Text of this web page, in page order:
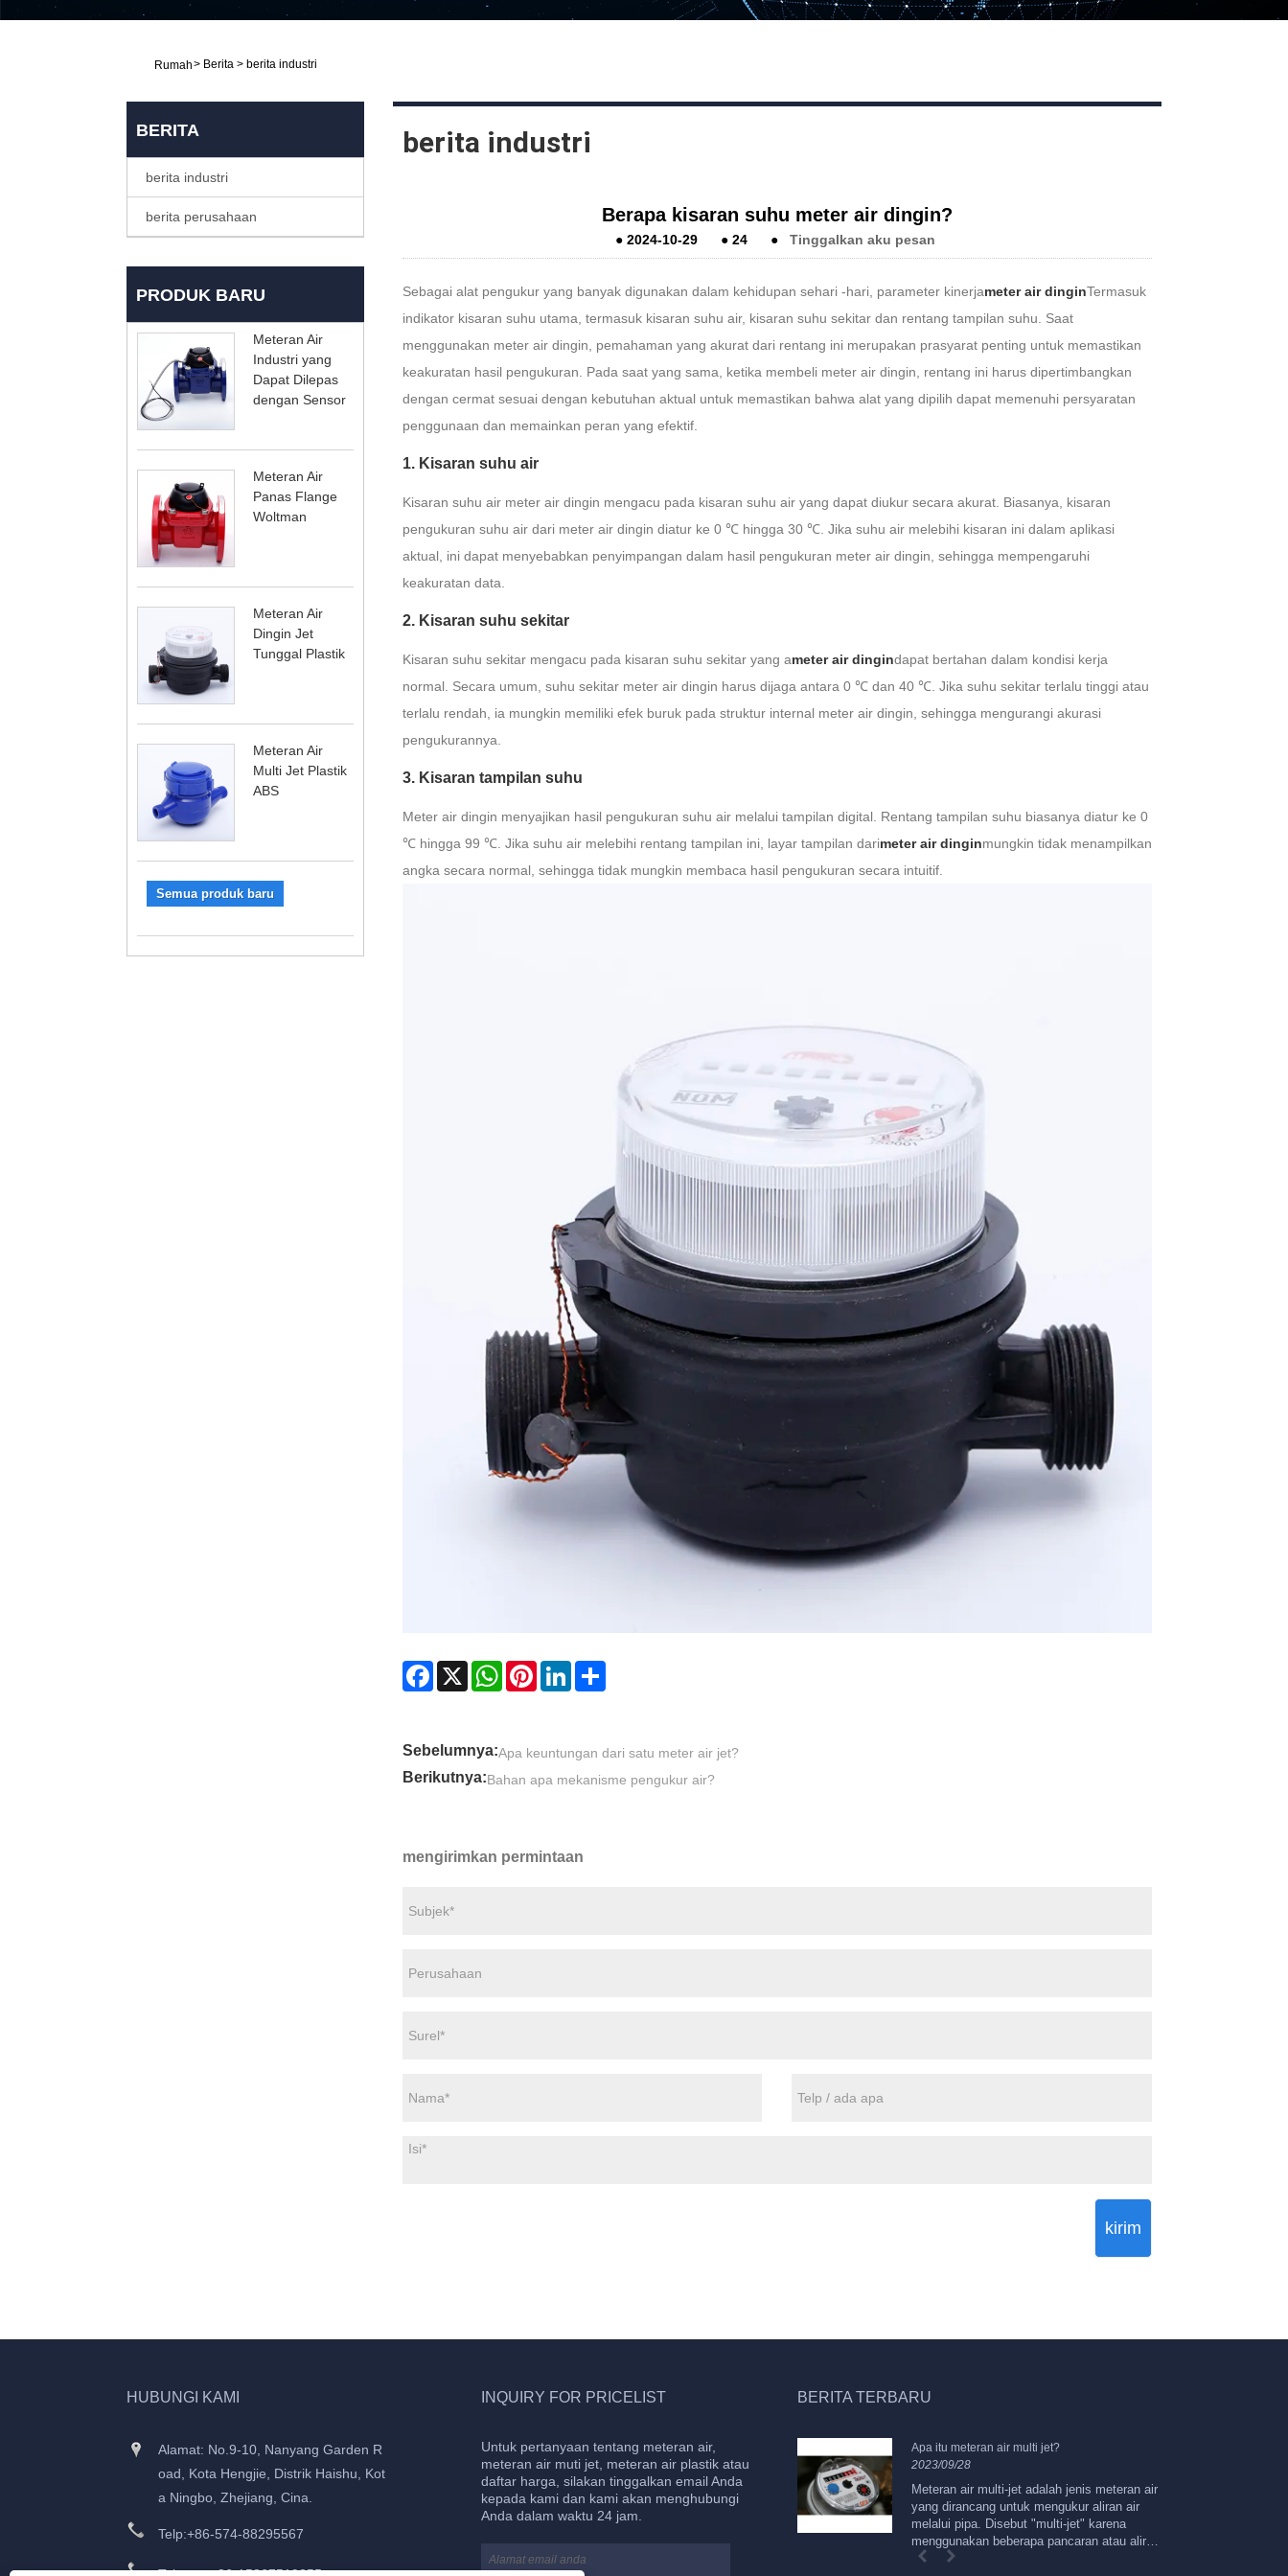
Rumah> Berita > berita industri
BERITA
berita industri
berita perusahaan
PRODUK BARU
Meteran Air
Industri yang
Dapat Dilepas
dengan Sensor
Meteran Air
Panas Flange
Woltman
Meteran Air
Dingin Jet
Tunggal Plastik
Meteran Air
Multi Jet Plastik
ABS
Semua produk baru
berita industri
Berapa kisaran suhu meter air dingin?
● 2024-10-29 ● 24 ● Tinggalkan aku pesan
Sebagai alat pengukur yang banyak digunakan dalam kehidupan sehari -hari, parameter kinerjameter air dinginTermasuk
indikator kisaran suhu utama, termasuk kisaran suhu air, kisaran suhu sekitar dan rentang tampilan suhu. Saat
menggunakan meter air dingin, pemahaman yang akurat dari rentang ini merupakan prasyarat penting untuk memastikan
keakuratan hasil pengukuran. Pada saat yang sama, ketika membeli meter air dingin, rentang ini harus dipertimbangkan
dengan cermat sesuai dengan kebutuhan aktual untuk memastikan bahwa alat yang dipilih dapat memenuhi persyaratan
penggunaan dan memainkan peran yang efektif.
1. Kisaran suhu air
Kisaran suhu air meter air dingin mengacu pada kisaran suhu air yang dapat diukur secara akurat. Biasanya, kisaran
pengukuran suhu air dari meter air dingin diatur ke 0 ℃ hingga 30 ℃. Jika suhu air melebihi kisaran ini dalam aplikasi
aktual, ini dapat menyebabkan penyimpangan dalam hasil pengukuran meter air dingin, sehingga mempengaruhi
keakuratan data.
2. Kisaran suhu sekitar
Kisaran suhu sekitar mengacu pada kisaran suhu sekitar yang ameter air dingindapat bertahan dalam kondisi kerja
normal. Secara umum, suhu sekitar meter air dingin harus dijaga antara 0 ℃ dan 40 ℃. Jika suhu sekitar terlalu tinggi atau
terlalu rendah, ia mungkin memiliki efek buruk pada struktur internal meter air dingin, sehingga mengurangi akurasi
pengukurannya.
3. Kisaran tampilan suhu
Meter air dingin menyajikan hasil pengukuran suhu air melalui tampilan digital. Rentang tampilan suhu biasanya diatur ke 0
℃ hingga 99 ℃. Jika suhu air melebihi rentang tampilan ini, layar tampilan darimeter air dinginmungkin tidak menampilkan
angka secara normal, sehingga tidak mungkin membaca hasil pengukuran secara intuitif.
Facebook
X WhatsAppPinterestLinkedInShare
Sebelumnya:Apa keuntungan dari satu meter air jet?
Berikutnya:Bahan apa mekanisme pengukur air?
mengirimkan permintaan
kirim
HUBUNGI KAMI
Alamat: No.9-10, Nanyang Garden R
oad, Kota Hengjie, Distrik Haishu, Kot
a Ningbo, Zhejiang, Cina.
Telp:+86-574-88295567
INQUIRY FOR PRICELIST
Untuk pertanyaan tentang meteran air,
meteran air muti jet, meteran air plastik atau
daftar harga, silakan tinggalkan email Anda
kepada kami dan kami akan menghubungi
Anda dalam waktu 24 jam.
BERITA TERBARU
Meteran air memiliki ciri-ciri sebagai berikut
2023/09/21
Pengukuran yang akurat: Meteran air
menggunakan bagian mekanis yang akurat
untuk mengukur aliran air, sehingga secara
akurat mencatat jumlah air yang digunakan.
Apa itu meteran air multi jet?
2023/09/28
Meteran air multi-jet adalah jenis meteran air
yang dirancang untuk mengukur aliran air
melalui pipa. Disebut "multi-jet" karena
menggunakan beberapa pancaran atau aliran
air untuk mengukur laju aliran air. Berikut